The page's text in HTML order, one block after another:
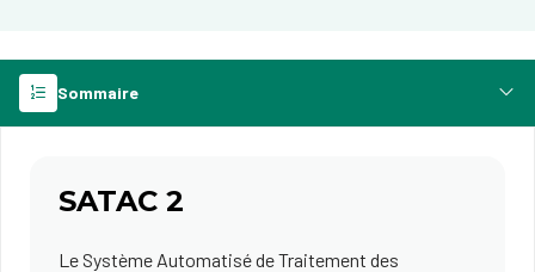
Sommaire
SATAC 2
Le Système Automatisé de Traitement des